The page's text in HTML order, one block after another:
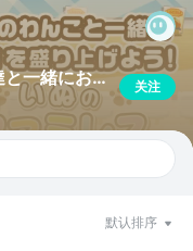
いぬのファミレス~わんこ達と一緒にお店を盛り上げよう!!~ 关注
默认排序